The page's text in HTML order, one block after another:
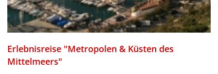
Erlebnisreise "Metropolen & Küsten des
Mittelmeers"